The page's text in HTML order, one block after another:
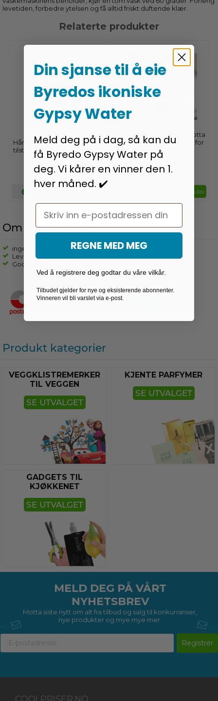
levetiden, forbedre ytelsen og få alltid friskt duftende klær.
Relaterte produkter
Kjøkkenvask Silikon
Hårfanger Avløpsplugg Anti-
tilstopping Vanntankfilter for
bade...
36,95NOK
Kjøp minst 1 NOK for å motta
denne gaven - Nettfilter for
kjøkkenvask
0,95NOK
LEGG I KURV
Om Coolpriser.no
ingen toll og avgifter
Levering fra 2-4 dager
Godkjent av e-merket
Produkt kategorier
VEGGKLISTREMERKER
TIL VEGGEN
SE UTVALGET
KJENTE PARFYMER
SE UTVALGET
GADGETS TIL
KJØKKENET
SE UTVALGET
MELD DEG PÅ VÅRT
NYHETSBREV
Motta siste nytt om alt fra tilbud og salg til konkurranser,
nye produkter og mye mye mer.
Registrer
Din sjanse til å eie
Byredos ikoniske
Gypsy Water
Meld deg på i dag, så kan du
få Byredo Gypsy Water på
deg. Vi kårer en vinner den 1.
hver måned. ✔️
Email
REGNE MED MEG
Ved å registrere deg godtar du våre vilkår.
Tilbudet gjelder for nye og eksisterende abonnenter.
Vinneren vil bli varslet via e-post.